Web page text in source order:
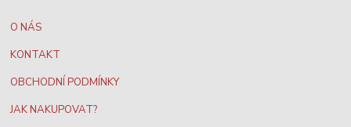
O NÁS
KONTAKT
OBCHODNÍ PODMÍNKY
JAK NAKUPOVAT?